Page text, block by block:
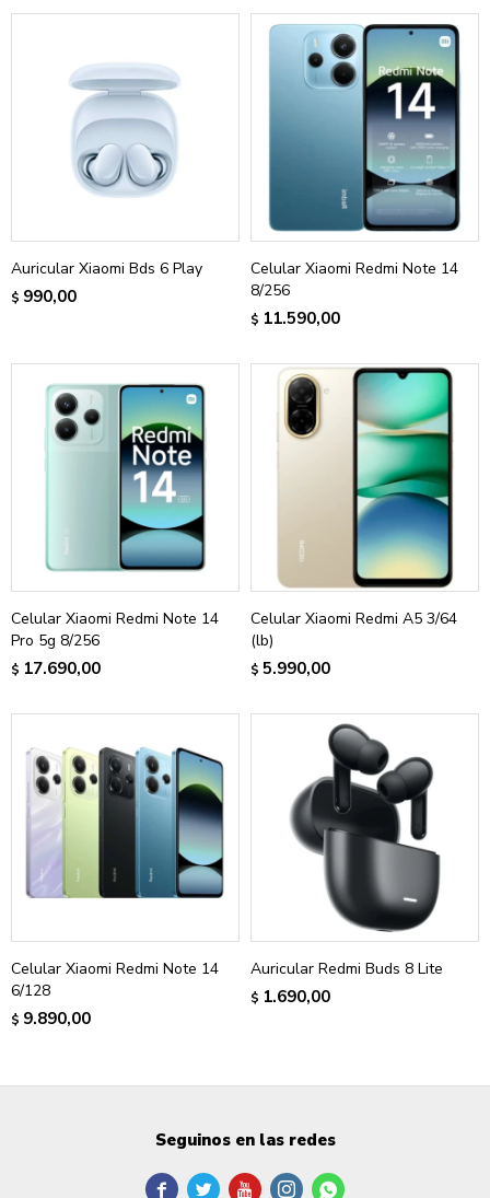
Auricular Xiaomi Bds 6 Play
$ 990,00
Celular Xiaomi Redmi Note 14
8/256
$ 11.590,00
Celular Xiaomi Redmi Note 14
Pro 5g 8/256
$ 17.690,00
Celular Xiaomi Redmi A5 3/64
(lb)
$ 5.990,00
Celular Xiaomi Redmi Note 14
6/128
$ 9.890,00
Auricular Redmi Buds 8 Lite
$ 1.690,00
Seguinos en las redes
    